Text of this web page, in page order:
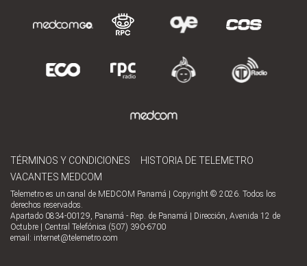
TÉRMINOS Y CONDICIONES
HISTORIA DE TELEMETRO
VACANTES MEDCOM
Telemetro es un canal de MEDCOM Panamá | Copyright © 2026. Todos los
derechos reservados.
Apartado 0834-00129, Panamá - Rep. de Panamá | Dirección, Avenida 12 de
Octubre | Central Telefónica (507) 390-6700
email: internet@telemetro.com